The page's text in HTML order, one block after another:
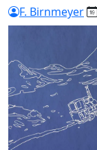
F. Birnmeyer